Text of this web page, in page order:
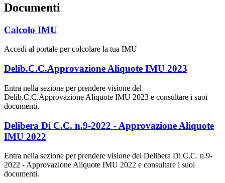
Documenti
Calcolo IMU
Accedi al portale per colcolare la tua IMU
Delib.C.C.Approvazione Aliquote IMU 2023
Entra nella sezione per prendere visione del
Delib.C.C.Approvazione Aliquote IMU 2023 e consultare i suoi
documenti.
Delibera Di C.C. n.9-2022 - Approvazione Aliquote
IMU 2022
Entra nella sezione per prendere visione del Delibera Di C.C. n.9-
2022 - Approvazione Aliquote IMU 2022 e consultare i suoi
documenti.